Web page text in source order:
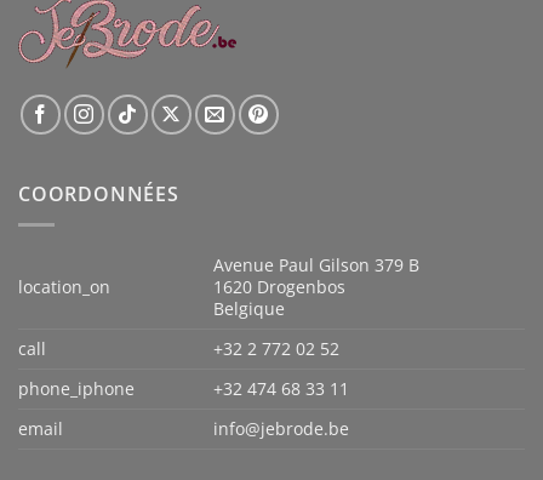
COORDONNÉES
location_on
Avenue Paul Gilson 379 B
1620 Drogenbos
Belgique
call
+32 2 772 02 52
phone_iphone
+32 474 68 33 11
email
info@jebrode.be